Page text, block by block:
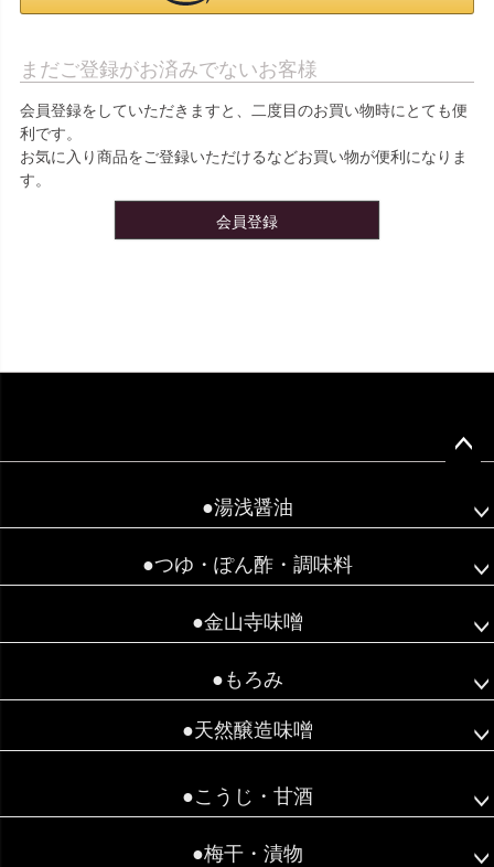
まだご登録がお済みでないお客様
会員登録をしていただきますと、二度目のお買い物時にとても便
利です。
お気に入り商品をご登録いただけるなどお買い物が便利になりま
す。
会員登録
●湯浅醤油
●つゆ・ぽん酢・調味料
●金山寺味噌
●もろみ
●天然醸造味噌
●こうじ・甘酒
●梅干・漬物